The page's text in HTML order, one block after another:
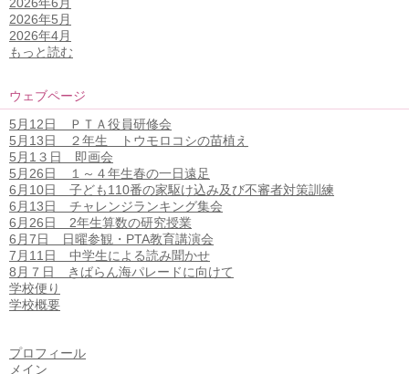
2026年5月
2026年4月
もっと読む
ウェブページ
5月12日 ＰＴＡ役員研修会
5月13日 ２年生 トウモロコシの苗植え
5月1３日 即画会
5月26日 １～４年生春の一日遠足
6月10日 子ども110番の家駆け込み及び不審者対策訓練
6月13日 チャレンジランキング集会
6月26日 2年生算数の研究授業
6月7日 日曜参観・PTA教育講演会
7月11日 中学生による読み聞かせ
8月７日 きばらん海パレードに向けて
学校便り
学校概要
プロフィール
メイン